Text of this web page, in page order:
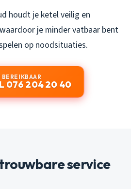
houdt je ketel veilig en
je minder vatbaar bent
op noodsituaties.
BEREIKBAAR
076 204 20 40
service